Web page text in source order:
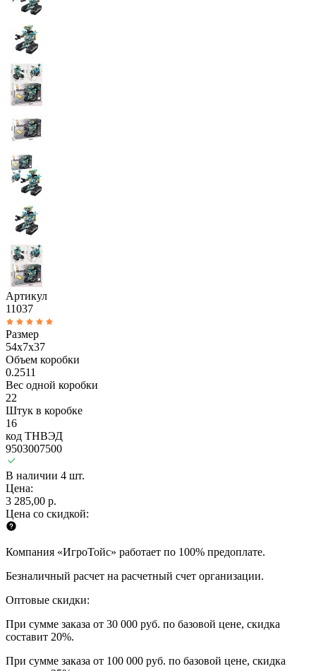
Артикул
11037
Размер
54x7x37
Объем коробки
0.2511
Вес одной коробки
22
Штук в коробке
16
код ТНВЭД
9503007500
В наличии 4 шт.
Цена:
3 285,00 р.
Цена со скидкой:
Компания «ИгроТойс» работает по 100% предоплате.
Безналичный расчет на расчетный счет организации.
Оптовые скидки:
При сумме заказа от 30 000 руб. по базовой цене, скидка
составит 20%.
При сумме заказа от 100 000 руб. по базовой цене, скидка